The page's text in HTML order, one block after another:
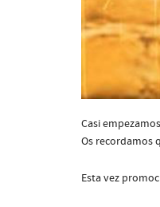
Casi
Os recordamos
Esta vez